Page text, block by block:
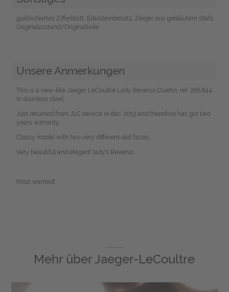
guillochiertes Zifferblatt, Edelsteinbesatz, Zeiger aus gebläutem Stahl,
Originalzustand/Originalteile
Unsere Anmerkungen
This is a new-like Jaeger LeCoultre Lady Reverso Duetto, ref. 266.844
in stainless steel.
Just returned from JLC service in dec. 2013 and therefore has got two
years warranty.
Classy model with two very different dial faces.
Very beautiful and elegant lady's Reverso.
Most wanted!
Mehr überJaeger-LeCoultre